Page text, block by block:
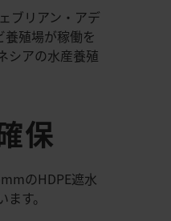
ブリアン・アデ
殖場が稼働を
シアの水産養殖
保
のHDPE遮水
す。